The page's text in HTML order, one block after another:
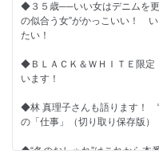
協力社リスト
次号予告
堂本 剛『なら（ず）もん』
新連載START！ Domani的大
リニューアル新連載 “愛”のファ
別冊付録 東京ミッドタウンで
BRAND-NEWS Domani的・今
PRESENT① Domani× kate
PRESENT② Domani×EPOCA
Part 2 「冬色＋春色」でなん
Part 3 “プリント”を着た女から
Part 5 ２月晩冬→3月春先→4月
Part 6 おしゃれな女は、冬から
◆３５歳──いい女はデニムを
の似合う女”がかっこいい！ い
たい！
◆ＢＬＡＣＫ＆ＷＨＩＴＥ限定
います！
◆林 真理子さんも語ります！
の「仕事」（切り取り保存版）
◆“冬のおしゃれ”はこれから